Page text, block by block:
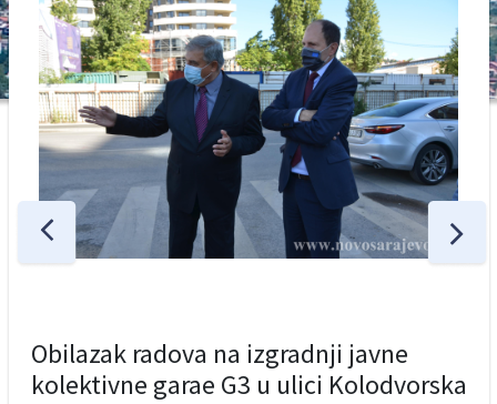
Obilazak radova na izgradnji javne
kolektivne garae G3 u ulici Kolodvorska